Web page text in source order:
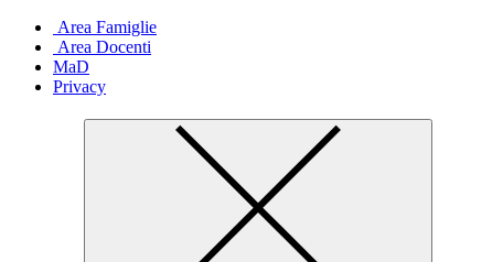
Area Famiglie
Area Docenti
MaD
Privacy